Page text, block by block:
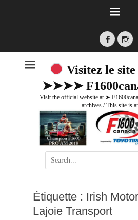
Facebook
Visitez le
➤➤➤➤
Visit the official website at ➤
archives / This site is
Search
for:
Étiquette : Irish
Lajoie Transport